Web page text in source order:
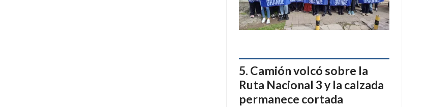
Camión volcó sobre la
Ruta Nacional 3 y la calzada
permanece cortada